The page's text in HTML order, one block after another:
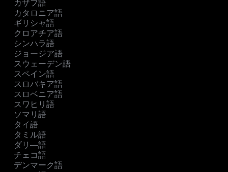
カザフ語
カタロニア語
ギリシャ語
クロアチア語
シンハラ語
ジョージア語
スウェーデン語
スペイン語
スロバキア語
スロベニア語
スワヒリ語
ソマリ語
タイ語
タミル語
ダリ―語
チェコ語
デンマーク語